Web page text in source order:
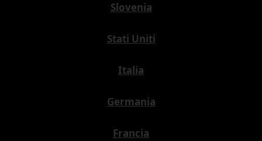
Slovenia
Stati Uniti
Italia
Germania
Francia